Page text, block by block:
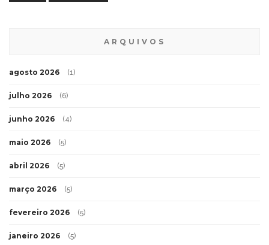
ARQUIVOS
agosto 2026 (1)
julho 2026 (6)
junho 2026 (4)
maio 2026 (5)
abril 2026 (5)
março 2026 (5)
fevereiro 2026 (5)
janeiro 2026 (5)